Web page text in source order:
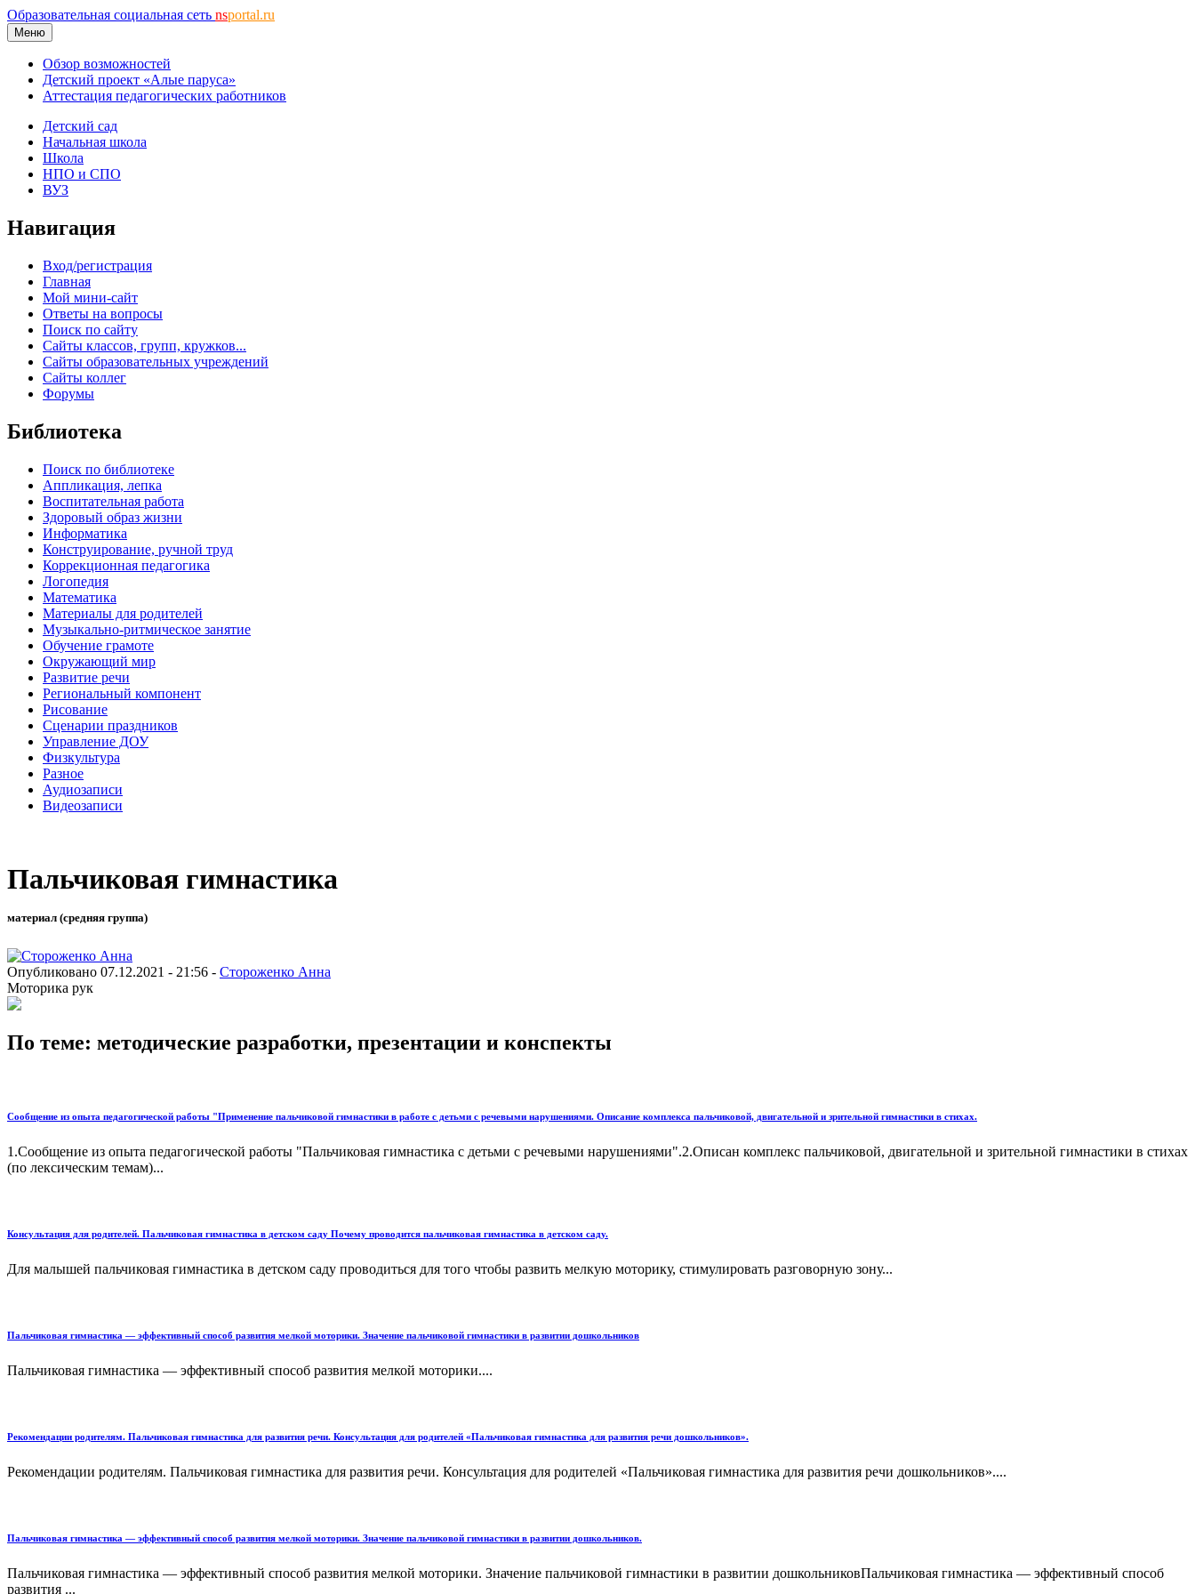
Образовательная социальная сеть nsportal.ru
Меню
Обзор возможностей
Детский проект «Алые паруса»
Аттестация педагогических работников
Детский сад
Начальная школа
Школа
НПО и СПО
ВУЗ
Навигация
Вход/регистрация
Главная
Мой мини-сайт
Ответы на вопросы
Поиск по сайту
Сайты классов, групп, кружков...
Сайты образовательных учреждений
Сайты коллег
Форумы
Библиотека
Поиск по библиотеке
Аппликация, лепка
Воспитательная работа
Здоровый образ жизни
Информатика
Конструирование, ручной труд
Коррекционная педагогика
Логопедия
Математика
Материалы для родителей
Музыкально-ритмическое занятие
Обучение грамоте
Окружающий мир
Развитие речи
Региональный компонент
Рисование
Сценарии праздников
Управление ДОУ
Физкультура
Разное
Аудиозаписи
Видеозаписи
Пальчиковая гимнастика
материал (средняя группа)
Опубликовано 07.12.2021 - 21:56 - Стороженко Анна
Моторика рук
По теме: методические разработки, презентации и конспекты
Сообщение из опыта педагогической работы "Применение пальчиковой гимнастики в работе с детьми с речевыми нарушениями. Описание комплекса пальчиковой, двигательной и зрительной гимнастики в стихах.
1.Сообщение из опыта педагогической работы "Пальчиковая гимнастика с детьми с речевыми нарушениями".2.Описан комплекс пальчиковой, двигательной и зрительной гимнастики в стихах
(по лексическим темам)...
Консультация для родителей. Пальчиковая гимнастика в детском саду Почему проводится пальчиковая гимнастика в детском саду.
Для малышей пальчиковая гимнастика в детском саду проводиться для того чтобы развить мелкую моторику, стимулировать разговорную зону...
Пальчиковая гимнастика — эффективный способ развития мелкой моторики. Значение пальчиковой гимнастики в развитии дошкольников
Пальчиковая гимнастика — эффективный способ развития мелкой моторики....
Рекомендации родителям. Пальчиковая гимнастика для развития речи. Консультация для родителей «Пальчиковая гимнастика для развития речи дошкольников».
Рекомендации родителям. Пальчиковая гимнастика для развития речи. Консультация для родителей «Пальчиковая гимнастика для развития речи дошкольников»....
Пальчиковая гимнастика — эффективный способ развития мелкой моторики. Значение пальчиковой гимнастики в развитии дошкольников.
Пальчиковая гимнастика — эффективный способ развития мелкой моторики. Значение пальчиковой гимнастики в развитии дошкольниковПальчиковая гимнастика — эффективный способ
развития ...